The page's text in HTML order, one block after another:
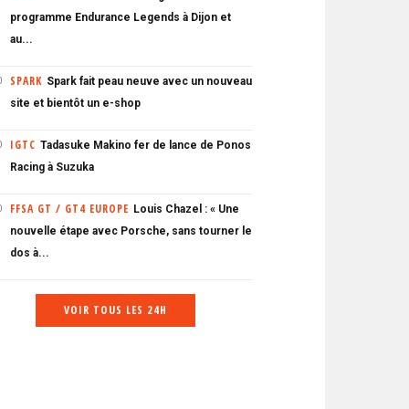
programme Endurance Legends à Dijon et
au...
SPARK Spark fait peau neuve avec un nouveau
site et bientôt un e-shop
IGTC Tadasuke Makino fer de lance de Ponos
Racing à Suzuka
FFSA GT / GT4 EUROPE Louis Chazel : « Une
nouvelle étape avec Porsche, sans tourner le
dos à...
VOIR TOUS LES 24H